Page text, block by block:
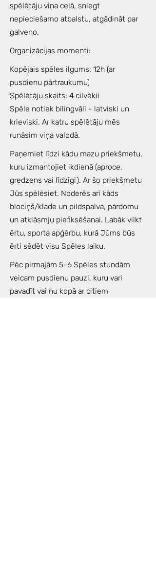
spēlētāju viņa ceļā, sniegt
nepieciešamo atbalstu, atgādināt par
galveno.
Organizācijas momenti:
Kopējais spēles ilgums: 12h (ar
pusdienu pārtraukumu)
Spēlētāju skaits: 4 cilvēkii
Spēle notiek bilingvāli - latviski un
krieviski. Ar katru spēlētāju mēs
runāsim viņa valodā.
Paņemiet līdzi kādu mazu priekšmetu,
kuru izmantojiet ikdienā (aproce,
gredzens vai līdzīgi). Ar šo priekšmetu
Jūs spēlēsiet. Noderēs arī kāds
blociņš/klade un pildspalva, pārdomu
un atklāsmju piefiksēšanai. Labāk vilkt
ērtu, sporta apģērbu, kurā Jūms būs
ērti sēdēt visu Spēles laiku.
Pēc pirmajām 5-6 Spēles stundām
veicam pusdienu pauzi, kuru vari
pavadīt vai nu kopā ar citiem